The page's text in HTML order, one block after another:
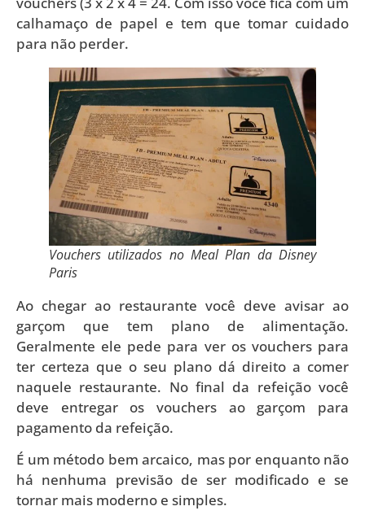
calhamaço de papel e tem que tomar cuidado
para não perder.
Vouchers utilizados no Meal Plan da Disney
Paris
Ao chegar ao restaurante você deve avisar ao
garçom que tem plano de alimentação.
Geralmente ele pede para ver os vouchers para
ter certeza que o seu plano dá direito a comer
naquele restaurante. No final da refeição você
deve entregar os vouchers ao garçom para
pagamento da refeição.
É um método bem arcaico, mas por enquanto não
há nenhuma previsão de ser modificado e se
tornar mais moderno e simples.